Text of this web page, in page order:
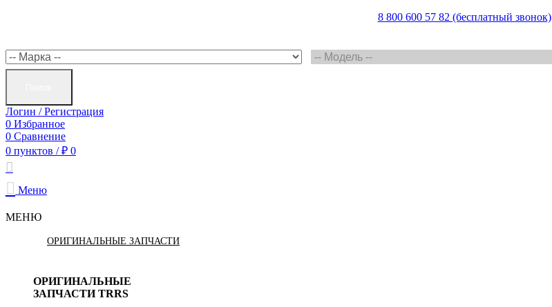
8 800 600 57 82 (бесплатный звонок)
Логин / Регистрация
0 Избранное
0 Сравнение
0 пунктов / ₽ 0
Меню
МЕНЮ
ОРИГИНАЛЬНЫЕ ЗАПЧАСТИ
ОРИГИНАЛЬНЫЕ
ЗАПЧАСТИ TRRS